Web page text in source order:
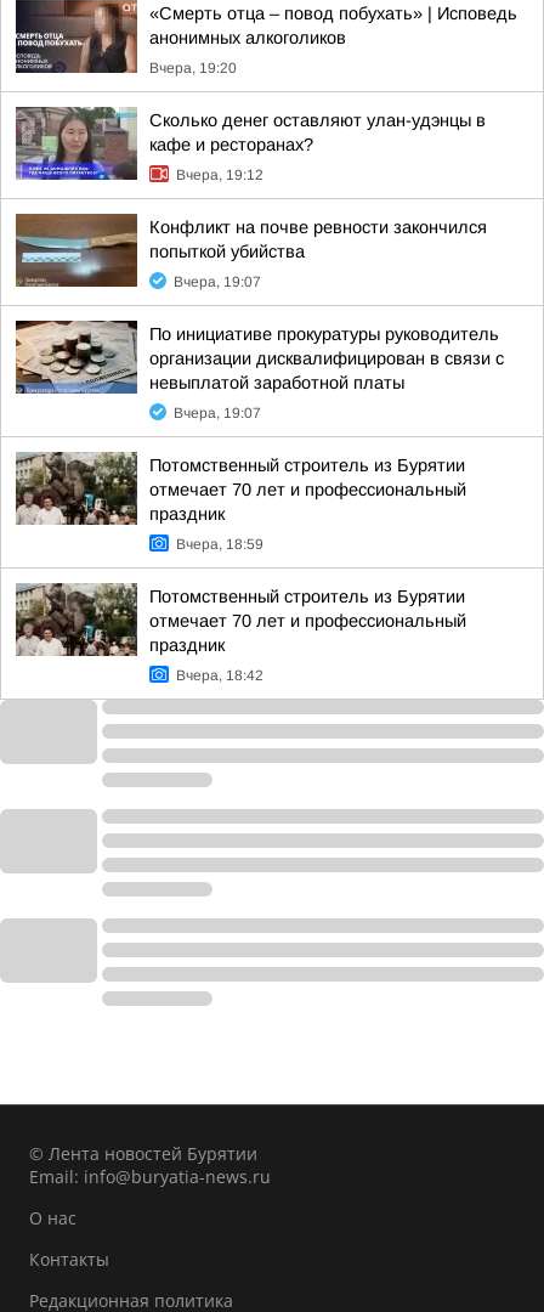
«Смерть отца – повод побухать» | Исповедь
анонимных алкоголиков
Вчера, 19:20
Сколько денег оставляют улан-удэнцы в
кафе и ресторанах?
Вчера, 19:12
Конфликт на почве ревности закончился
попыткой убийства
Вчера, 19:07
По инициативе прокуратуры руководитель
организации дисквалифицирован в связи с
невыплатой заработной платы
Вчера, 19:07
Потомственный строитель из Бурятии
отмечает 70 лет и профессиональный
праздник
Вчера, 18:59
Потомственный строитель из Бурятии
отмечает 70 лет и профессиональный
праздник
Вчера, 18:42
© Лента новостей Бурятии
Email: info@buryatia-news.ru
О нас
Контакты
Редакционная политика